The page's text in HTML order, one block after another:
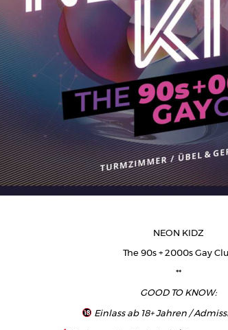
NEON KIDZ
The 90s + 2000s Gay
**
GOOD TO KNOW:
Einlass ab 18+ Jahren /